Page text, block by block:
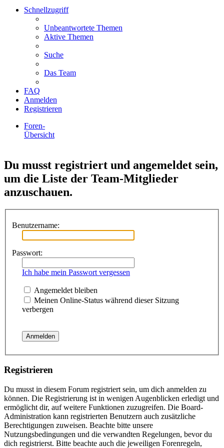
Schnellzugriff
Unbeantwortete Themen
Aktive Themen
Suche
Das Team
FAQ
Anmelden
Registrieren
Foren-
Übersicht
Du musst registriert und angemeldet sein,
um die Liste der Team-Mitglieder
anzuschauen.
Benutzername:
Passwort:
Ich habe mein Passwort vergessen
Angemeldet bleiben
Meinen Online-Status während dieser Sitzung
verbergen
Registrieren
Du musst in diesem Forum registriert sein, um dich anmelden zu
können. Die Registrierung ist in wenigen Augenblicken erledigt und
ermöglicht dir, auf weitere Funktionen zuzugreifen. Die Board-
Administration kann registrierten Benutzern auch zusätzliche
Berechtigungen zuweisen. Beachte bitte unsere
Nutzungsbedingungen und die verwandten Regelungen, bevor du
dich registrierst. Bitte beachte auch die jeweiligen Forenregeln,